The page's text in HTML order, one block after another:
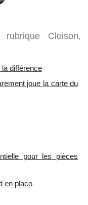
Cloison,
différence
joue la carte du
pour les pièces
en placo